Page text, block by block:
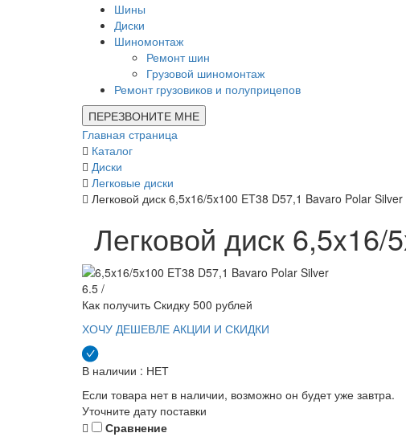
Шины
Диски
Шиномонтаж
Ремонт шин
Грузовой шиномонтаж
Ремонт грузовиков и полуприцепов
ПЕРЕЗВОНИТЕ МНЕ
Главная страница
Каталог
Диски
Легковые диски
Легковой диск 6,5x16/5x100 ET38 D57,1 Bavaro Polar Silver
Легковой диск
6.5 /
Как получить Скидку 500 рублей
ХОЧУ ДЕШЕВЛЕ АКЦИИ И СКИДКИ
В наличии : НЕТ
Если товара нет в наличии, возможно он будет уже завтра.
Уточните дату поставки
Сравнение